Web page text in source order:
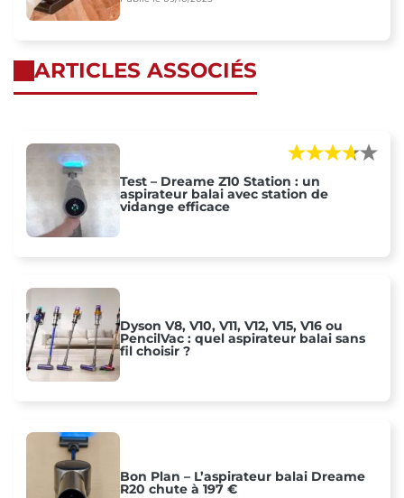
ARTICLES ASSOCIÉS
Test – Dreame Z10 Station : un
aspirateur balai avec station de
vidange efficace
Dyson V8, V10, V11, V12, V15, V16 ou
PencilVac : quel aspirateur balai sans
fil choisir ?
Bon Plan – L’aspirateur balai Dreame
R20 chute à 197 €